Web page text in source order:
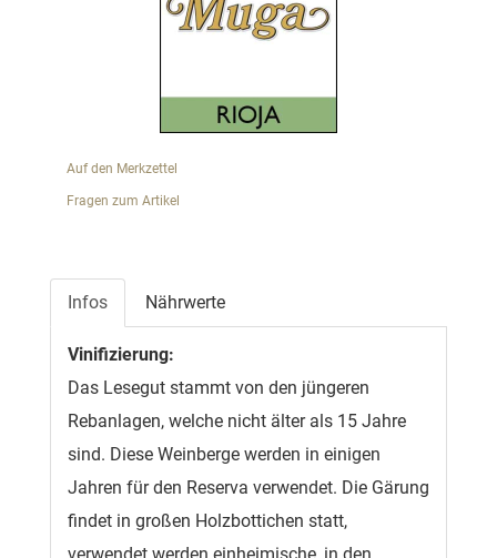
Auf den Merkzettel
Fragen zum Artikel
Infos Nährwerte
Vinifizierung:
Das Lesegut stammt von den jüngeren
Rebanlagen, welche nicht älter als 15 Jahre
sind. Diese Weinberge werden in einigen
Jahren für den Reserva verwendet. Die Gärung
findet in großen Holzbottichen statt,